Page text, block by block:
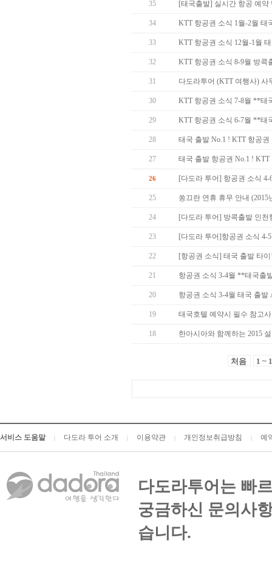
35 [태국출발] 실시간 항공 예
34 KTT 항공권 소식 1월-2월 태
33 KTT 항공권 소식 12월-1월
32 KTT 항공권 소식 8-9월 방콕
31 다도라투어 (KTT 여행사) 사
30 KTT 항공권 소식 7-8월 **
29 KTT 항공권 소식 6-7월 **
28 태국 출발 No.1 ! KTT 항공
27 태국 출발 항공권 No.1 !
26 [다도라 투어] 항공권 소식
25 쏭끄란 연휴 휴무 안내 (2015
24 [다도라 투어] 방콕출발 인
23 [다도라 투어]항공권 소식
22 [항공권 소식] 태국 출발 타
21 항공권 소식 3-4월 **태국출
20 항공권 소식 3-4월 태국 출발
19 태국호텔 예약시 필수 참고
18 한아시아와 함께하는 2015
처음 1 ~
서비스 도움말 다도라 투어 소개 이용약관 개인정보취급방침 예
다도라투어는 빠
궁금하신 문의사
습니다.